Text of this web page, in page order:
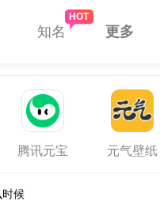
知名 更多
腾讯元宝 元气壁纸
时候